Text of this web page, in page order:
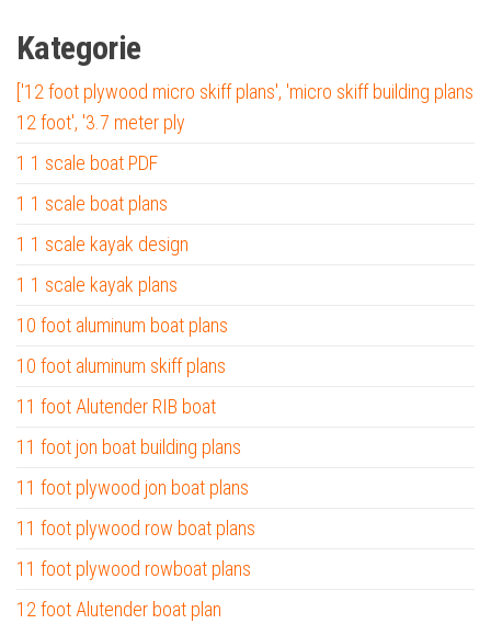
Kategorie
['12 foot plywood micro skiff plans', 'micro skiff building plans
12 foot', '3.7 meter ply
1 1 scale boat PDF
1 1 scale boat plans
1 1 scale kayak design
1 1 scale kayak plans
10 foot aluminum boat plans
10 foot aluminum skiff plans
11 foot Alutender RIB boat
11 foot jon boat building plans
11 foot plywood jon boat plans
11 foot plywood row boat plans
11 foot plywood rowboat plans
12 foot Alutender boat plan